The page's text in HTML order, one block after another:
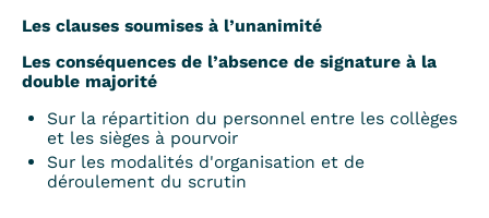
Les clauses soumises à l’unanimité
Les conséquences de l’absence de signature à la
double majorité
Sur la répartition du personnel entre les collèges
et les sièges à pourvoir
Sur les modalités d'organisation et de
déroulement du scrutin